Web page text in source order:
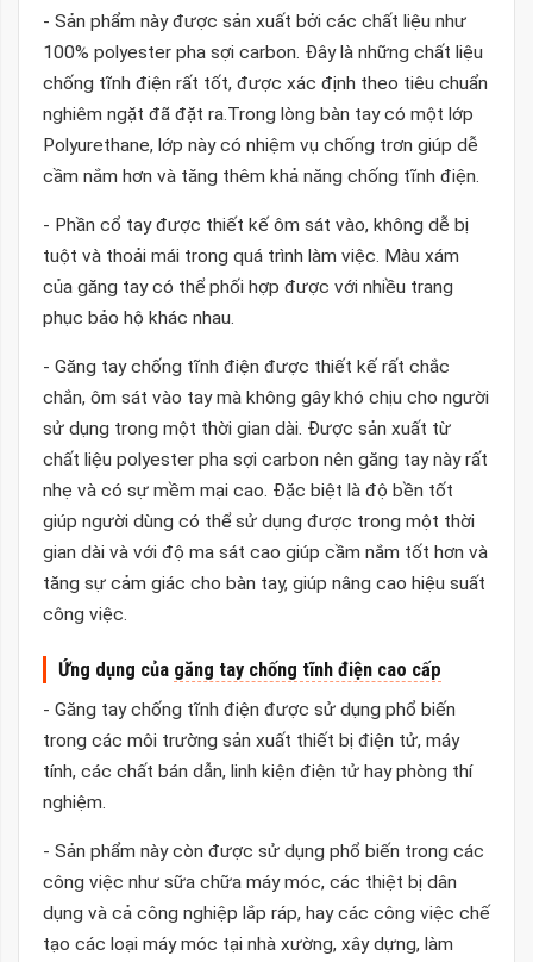
- Sản phẩm này được sản xuất bởi các chất liệu như
100% polyester pha sợi carbon. Đây là những chất liệu
chống tĩnh điện rất tốt, được xác định theo tiêu chuẩn
nghiêm ngặt đã đặt ra.Trong lòng bàn tay có một lớp
Polyurethane, lớp này có nhiệm vụ chống trơn giúp dễ
cầm nắm hơn và tăng thêm khả năng chống tĩnh điện.
- Phần cổ tay được thiết kế ôm sát vào, không dễ bị
tuột và thoải mái trong quá trình làm việc. Màu xám
của găng tay có thể phối hợp được với nhiều trang
phục bảo hộ khác nhau.
- Găng tay chống tĩnh điện được thiết kế rất chắc
chắn, ôm sát vào tay mà không gây khó chịu cho người
sử dụng trong một thời gian dài. Được sản xuất từ
chất liệu polyester pha sợi carbon nên găng tay này rất
nhẹ và có sự mềm mại cao. Đặc biệt là độ bền tốt
giúp người dùng có thể sử dụng được trong một thời
gian dài và với độ ma sát cao giúp cầm nắm tốt hơn và
tăng sự cảm giác cho bàn tay, giúp nâng cao hiệu suất
công việc.
Ứng dụng của găng tay chống tĩnh điện cao cấp
- Găng tay chống tĩnh điện được sử dụng phổ biến
trong các môi trường sản xuất thiết bị điện tử, máy
tính, các chất bán dẫn, linh kiện điện tử hay phòng thí
nghiệm.
- Sản phẩm này còn được sử dụng phổ biến trong các
công việc như sữa chữa máy móc, các thiệt bị dân
dụng và cả công nghiệp lắp ráp, hay các công việc chế
tạo các loại máy móc tại nhà xường, xây dựng, làm